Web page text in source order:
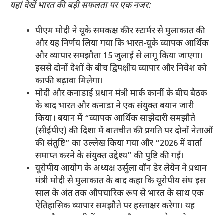
यहां देखें भारत की बड़ी सफलता पर एक नजर:
पीएम मोदी ने यूके समकक्ष कीर स्टार्मर से मुलाकात की
और यह निर्णय लिया गया कि भारत-यूके व्यापक आर्थिक
और व्यापार समझौता 15 जुलाई से लागू किया जाएगा।
इससे दोनों देशों के बीच द्विपक्षीय व्यापार और निवेश को
काफी बढ़ावा मिलेगा।
मोदी और कनाडाई प्रधान मंत्री मार्क कार्नी के बीच बैठक
के बाद भारत और कनाडा ने एक संयुक्त बयान जारी
किया। बयान में “व्यापक आर्थिक साझेदारी समझौते
(सीईपीए) की दिशा में बातचीत की प्रगति पर दोनों नेताओं
की संतुष्टि” का उल्लेख किया गया और “2026 में वार्ता
समाप्त करने के संयुक्त उद्देश्य” की पुष्टि की गई।
यूरोपीय आयोग के अध्यक्ष उर्सुला वॉन डेर लेयेन ने प्रधान
मंत्री मोदी से मुलाकात के बाद कहा कि यूरोपीय संघ इस
साल के अंत तक औपचारिक रूप से भारत के साथ एक
ऐतिहासिक व्यापार समझौते पर हस्ताक्षर करेगा। यह